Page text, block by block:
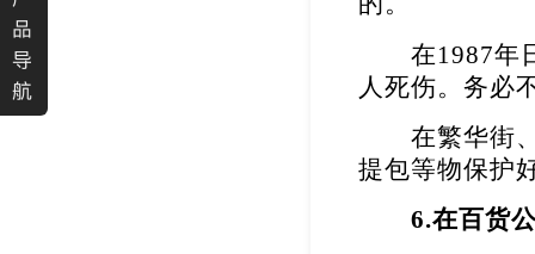
在1987年
人死伤。务必
在繁华街、
提包等物保护
6.在百货
品
导
航